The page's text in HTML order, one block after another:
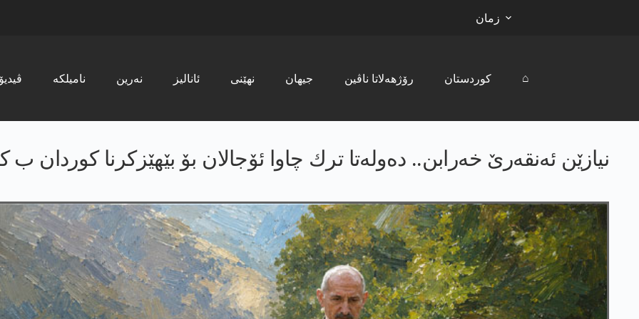
زمان
ڤیدیۆ نامیلکە نەرین ئانالیز نھێنی جیھان رۆژھەلاتا ناڤین کوردستان ⌂
نیازێن ئەنقەرێ خەرابن.. دەولەتا ترك چاوا ئۆجالان بۆ بێهێزکرنا کوردان ب